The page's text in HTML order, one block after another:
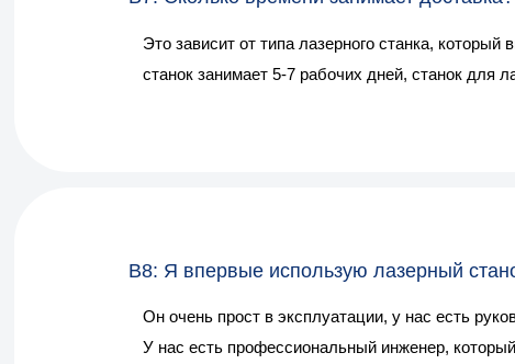
Это зависит от типа лазерного станка,
станок занимает 5-7 рабочих дней, станок для
В8: Я впервые использую лазерный
Он очень прост в эксплуатации, у нас есть
У нас есть профессиональный инженер,